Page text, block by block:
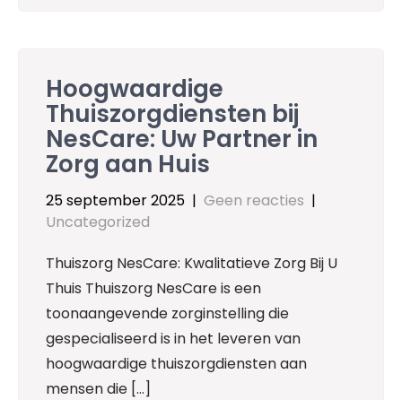
Hoogwaardige
Thuiszorgdiensten bij
NesCare: Uw Partner in
Zorg aan Huis
25 september 2025 | Geen reacties |
Uncategorized
Thuiszorg NesCare: Kwalitatieve Zorg Bij U
Thuis Thuiszorg NesCare is een
toonaangevende zorginstelling die
gespecialiseerd is in het leveren van
hoogwaardige thuiszorgdiensten aan
mensen die […]